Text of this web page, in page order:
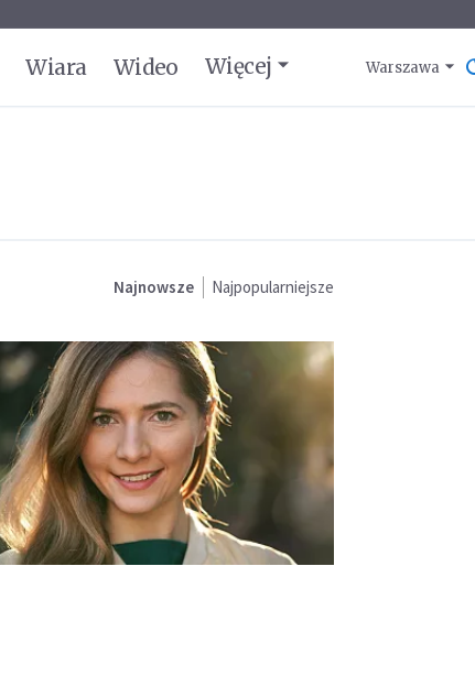
Wiara Wideo Więcej Warszawa
Najnowsze Najpopularniejsze